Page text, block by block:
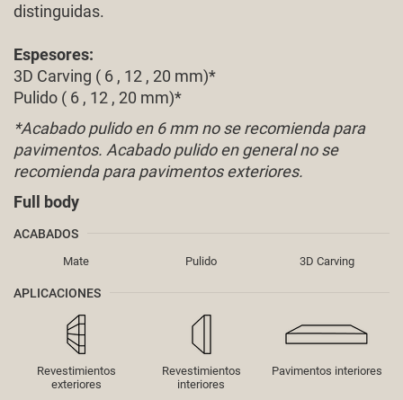
distinguidas.
Espesores:
3D Carving ( 6 , 12 , 20 mm)*
Pulido ( 6 , 12 , 20 mm)*
*Acabado pulido en 6 mm no se recomienda para
pavimentos. Acabado pulido en general no se
recomienda para pavimentos exteriores.
Full body
ACABADOS
Mate Pulido 3D Carving
APLICACIONES
Revestimientos
exteriores
Revestimientos
interiores
Pavimentos interiores